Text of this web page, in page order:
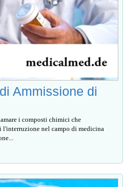
Ammissione di
i composti chimici che
l'interruzione nel campo di medicina